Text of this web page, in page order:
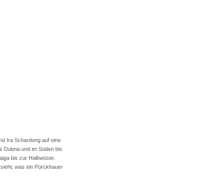
Ira Schardong auf eine
Dubna und im Süden bis
bis zur Halbwüste.
was ein Pürckhauer